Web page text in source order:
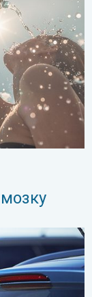
Обережно!. . .